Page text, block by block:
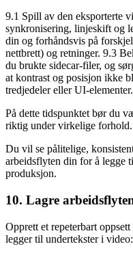
9.1 Spill av den eksporterte
synkronisering, linjeskift og
din og forhåndsvis på
nettbrett) og retninger. 9.3
du brukte sidecar-filer, og
at kontrast og posisjon ikke
tredjedeler eller UI-elementer.
På dette tidspunktet bør du
riktig under virkelige forhold.
Du vil se pålitelige,
arbeidsflyten din for å legge
produksjon.
10. Lagre
Opprett et repeterbart
legger til undertekster i video: